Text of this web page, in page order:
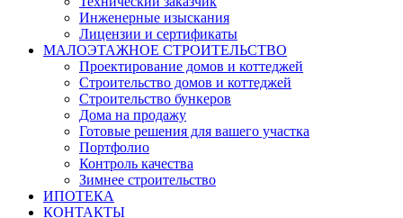
Инженерные изыскания
Лицензии и сертификаты
МАЛОЭТАЖНОЕ СТРОИТЕЛЬСТВО
Проектирование домов и коттеджей
Строительство домов и коттеджей
Строительство бункеров
Дома на продажу
Готовые решения для вашего участка
Портфолио
Контроль качества
Зимнее строительство
ИПОТЕКА
КОНТАКТЫ